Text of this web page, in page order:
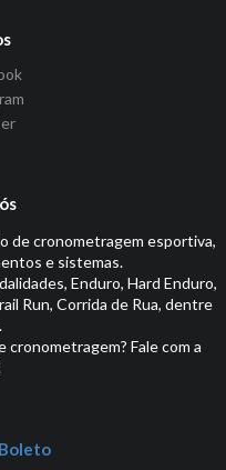
de cronometragem esportiva,
e sistemas.
Enduro, Hard Enduro,
Run, Corrida de Rua, dentre
Fale com a